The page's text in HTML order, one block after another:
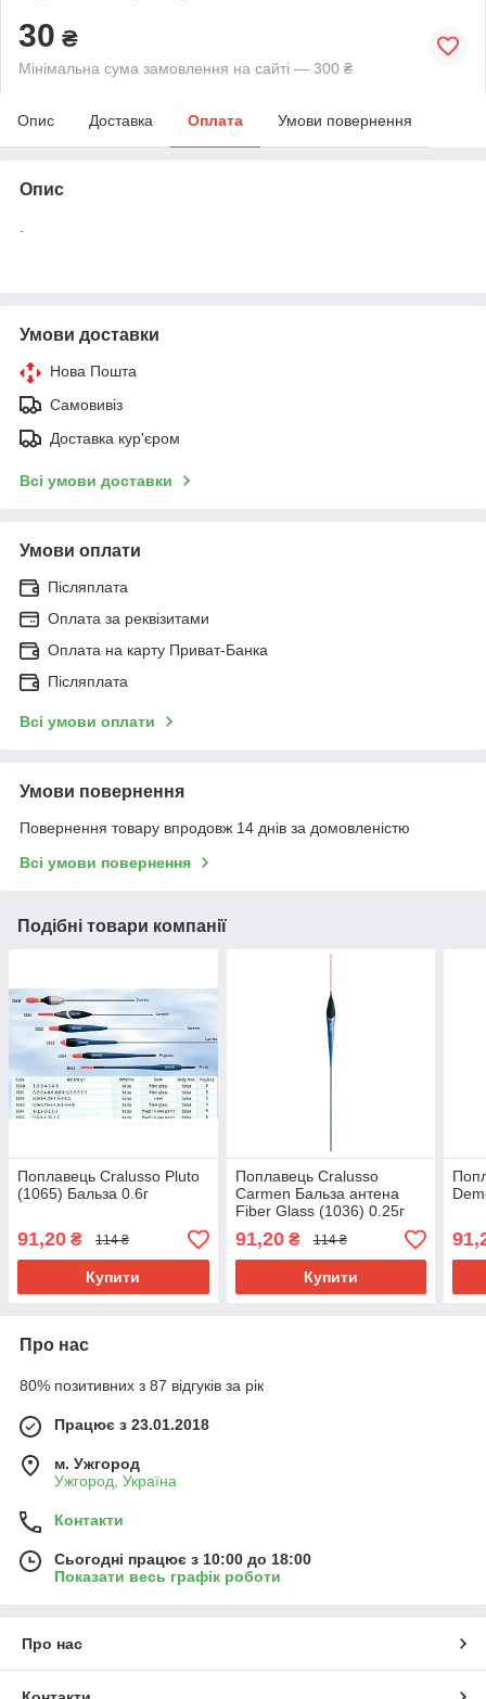
30 ₴
Мінімальна сума замовлення на сайті — 300 ₴
Опис Доставка Оплата Умови повернення
Опис
Умови доставки
Нова Пошта
Самовивіз
Доставка кур'єром
Всі умови доставки
Умови оплати
Післяплата
Оплата за реквізитами
Оплата на карту Приват-Банка
Післяплата
Всі умови оплати
Умови повернення
Повернення товару впродовж 14 днів за домовленістю
Всі умови повернення
Подібні товари компанії
Поплавець Cralusso Pluto
(1065) Бальза 0.6г
91,20 ₴ 114 ₴
Купити
Поплавець Cralusso
Carmen Бальза антена
Fiber Glass (1036) 0.25г
91,20₴ 114 ₴
Купити
Про нас
80% позитивних з 87 відгуків за рік
Працює з 23.01.2018
м. Ужгород
Ужгород, Україна
Контакти
Сьогодні працює з 10:00 до 18:00
Показати весь графік роботи
Про нас